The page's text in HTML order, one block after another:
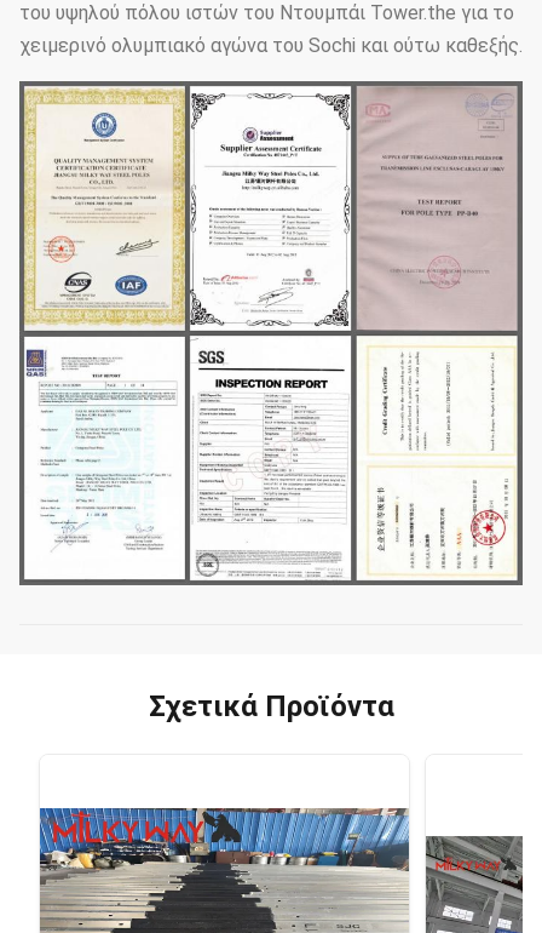
του υψηλού πόλου ιστών του Ντουμπάι Tower.the για το
χειμερινό ολυμπιακό αγώνα του Sochi και ούτω καθεξής.
Σχετικά Προϊόντα